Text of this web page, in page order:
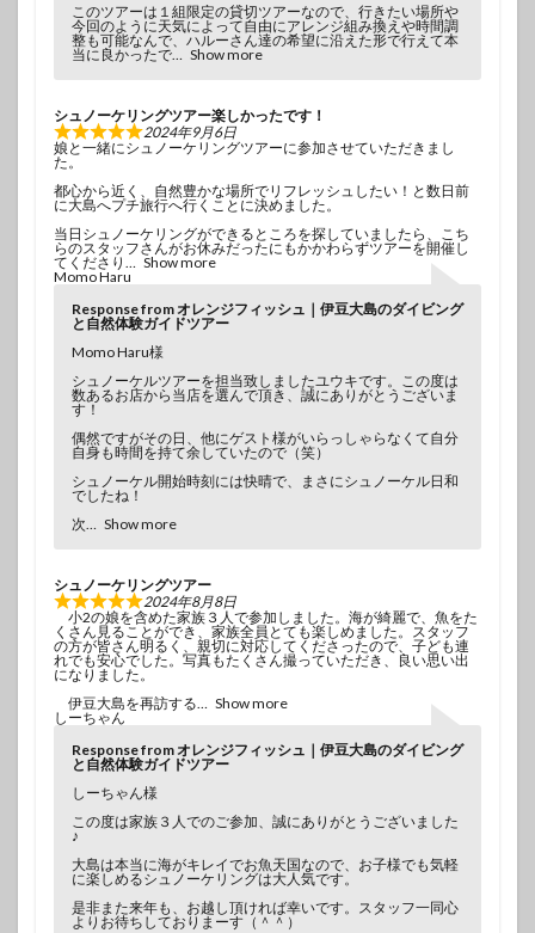
このツアーは１組限定の貸切ツアーなので、行きたい場所や
今回のように天気によって自由にアレンジ組み換えや時間調
整も可能なんで、ハルーさん達の希望に沿えた形で行えて本
当に良かったで
Show more
シュノーケリングツアー楽しかったです！
2024年9月6日
娘と一緒にシュノーケリングツアーに参加させていただきまし
た。
都心から近く、自然豊かな場所でリフレッシュしたい！と数日前
に大島へプチ旅行へ行くことに決めました。
当日シュノーケリングができるところを探していましたら、こち
らのスタッフさんがお休みだったにもかかわらずツアーを開催し
てくださり
Show more
Momo Haru
Response from オレンジフィッシュ｜伊豆大島のダイビング
と自然体験ガイドツアー
Momo Haru様
シュノーケルツアーを担当致しましたユウキです。この度は
数あるお店から当店を選んで頂き、誠にありがとうございま
す！
偶然ですがその日、他にゲスト様がいらっしゃらなくて自分
自身も時間を持て余していたので（笑）
シュノーケル開始時刻には快晴で、まさにシュノーケル日和
でしたね！
次
Show more
シュノーケリングツアー
2024年8月8日
小2の娘を含めた家族３人で参加しました。海が綺麗で、魚をた
くさん見ることができ、家族全員とても楽しめました。スタッフ
の方が皆さん明るく、親切に対応してくださったので、子ども連
れでも安心でした。写真もたくさん撮っていただき、良い思い出
になりました。
伊豆大島を再訪する
Show more
しーちゃん
Response from オレンジフィッシュ｜伊豆大島のダイビング
と自然体験ガイドツアー
しーちゃん様
この度は家族３人でのご参加、誠にありがとうございました
♪
大島は本当に海がキレイでお魚天国なので、お子様でも気軽
に楽しめるシュノーケリングは大人気です。
是非また来年も、お越し頂ければ幸いです。スタッフ一同心
よりお待ちしておりまーす（＾＾）